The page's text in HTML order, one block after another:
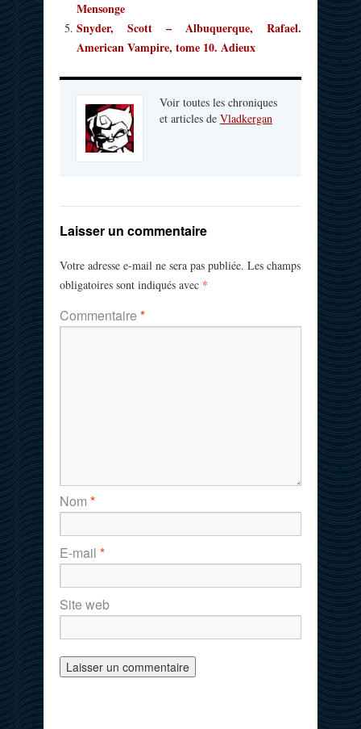
Mensonge
Snyder, Scott – Albuquerque, Rafael.
American Vampire, tome 10. Adieux
Voir toutes les chroniques
et articles de Vladkergan
Laisser un commentaire
Votre adresse e-mail ne sera pas publiée. Les champs
obligatoires sont indiqués avec *
Commentaire *
Nom *
E-mail *
Site web